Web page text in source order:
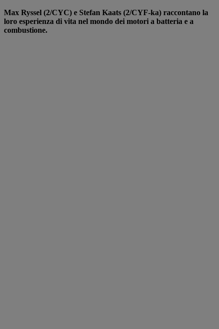
Max Ryssel (2/CYC) e Stefan Kaats (2/CYF-ka) raccontano la
loro esperienza di vita nel mondo dei motori a batteria e a
combustione.